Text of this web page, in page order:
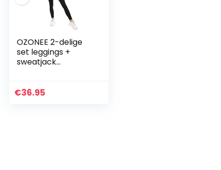
OZONEE 2-delige
set leggings +
sweatjack
joggingpak
€36.95